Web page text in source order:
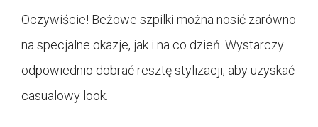
Oczywiście! Beżowe szpilki można nosić zarówno
na specjalne okazje, jak i na co dzień. Wystarczy
odpowiednio dobrać resztę stylizacji, aby uzyskać
casualowy look.